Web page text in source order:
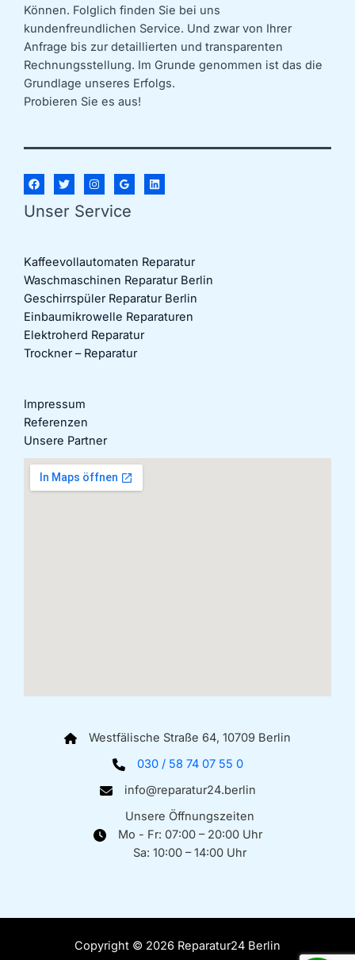
Können. Folglich finden Sie bei uns
kundenfreundlichen Service. Und zwar von Ihrer
Anfrage bis zur detaillierten und transparenten
Rechnungsstellung. Im Grunde genommen ist das die
Grundlage unseres Erfolgs.
Probieren Sie es aus!
Unser Service
Kaffeevollautomaten Reparatur
Waschmaschinen Reparatur Berlin
Geschirrspüler Reparatur Berlin
Einbaumikrowelle Reparaturen
Elektroherd Reparatur
Trockner – Reparatur
Impressum
Referenzen
Unsere Partner
Westfälische Straße 64, 10709 Berlin
030 / 58 74 07 55 0
info@reparatur24.berlin
Unsere Öffnungszeiten
Mo - Fr: 07:00 – 20:00 Uhr
Sa: 10:00 – 14:00 Uhr
Copyright © 2026 Reparatur24 Berlin